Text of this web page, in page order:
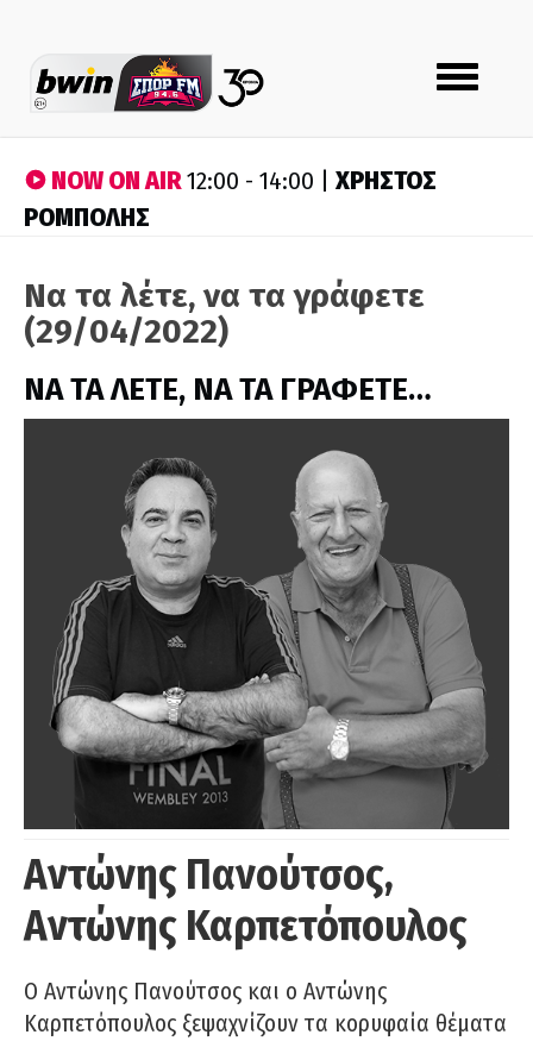
Toggle
navigation
NOW ON AIR12:00 - 14:00 | ΧΡΗΣΤΟΣ
ΡΟΜΠΟΛΗΣ
Να τα λέτε, να τα γράφετε
(29/04/2022)
ΝΑ ΤΑ ΛΕΤΕ, ΝΑ ΤΑ ΓΡΑΦΕΤΕ…
Αντώνης Πανούτσος,
Αντώνης Καρπετόπουλος
Ο Αντώνης Πανούτσος και ο Αντώνης
Καρπετόπουλος ξεψαχνίζουν τα κορυφαία θέματα